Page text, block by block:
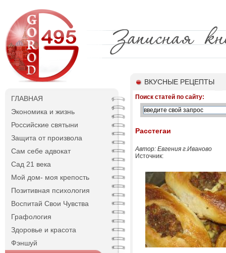
ГЛАВНАЯ
Экономика и жизнь
Российские святыни
Защита от произвола
Сам себе адвокат
Сад 21 века
Мой дом- моя крепость
Позитивная психология
Воспитай Свои Чувства
Графология
Здоровье и красота
Фэншуй
ВКУСНЫЕ РЕЦЕПТЫ
Поиск статей по сайту:
Расстегаи
Автор: Евгения г.Иваново
Источник: